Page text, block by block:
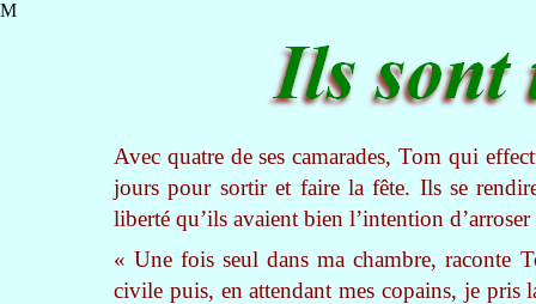
M
Avec quatre de ses camarades, Tom qui
jours pour sortir et faire la fête. Ils se
liberté qu’ils avaient bien l’intention
« Une fois seul dans ma chambre, raconte
civile puis, en attendant mes copains, je pris